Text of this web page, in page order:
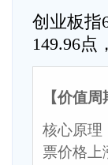
创业板指
149.96点
【价值
核心原理
票价格上